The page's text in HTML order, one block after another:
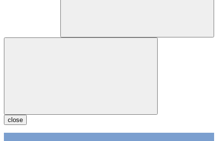
close